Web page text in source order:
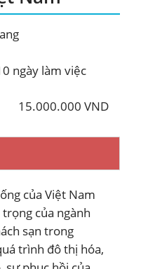
ngày làm việc
15.000.000 VND
của Việt Nam
của ngành
sạn trong
trình đô thị hóa,